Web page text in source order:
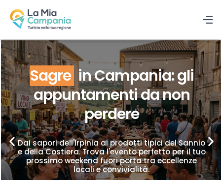
Sagre in Campania: gli
appuntamenti da non
perdere
Dai sapori dell'Irpinia ai prodotti tipici del Sannio
e della Costiera. Trova l'evento perfetto per il tuo
prossimo weekend fuori porta tra eccellenze
locali e convivialità.